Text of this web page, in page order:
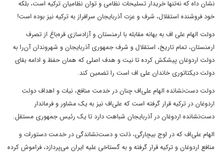
نشان داه که نه‌تنها خریدار تسلیحات نظامی و توان نظامیان ترکیه است، بلکه
خود فروشنده استقلال، شرف و عزت آذربایجان سرافراز به ترکیه نیز بوده است!
دولت الهام علی اف به بهانه مقابله با ارمنستان و آزادسازی قره‌باغ از تصرف
ارمنستان، تمام تاریخ، استقلال و شرف جمهوری آذربایجان و شهروندان آن‌را به
دولت اردوغان پیشکش کرده تا نیت و هدف اصلی که همان حفظ و ادامه بقای
دولت دیکتاتوری خاندان علی اف است را تضمین کند.
دولت دست‌نشانده الهام علی‌اف چنان در خدمت منافع، نیات و اهداف دولت
اردوغان در ترکیه قرار گرفته است که علی‌اف نیز به یک مشاور و فرماندار
دست‌نشانده اردوغان در آذربایجان شباهت دارد تا یک رئیس جمهوری مستقل.
الهام علی‌اف که در اوج بیچارگی، ذلت و دست‌نشاندگی در خدمت دستورات و
منافع اردوغان و ترکیه قرار گرفته و به گستاخی علیه ایران می‌پردازد، فراموش کرده